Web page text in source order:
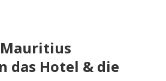
das Hotel & die